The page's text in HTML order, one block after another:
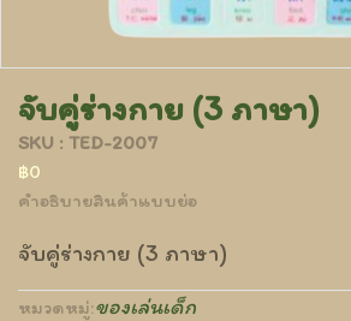
จับคู่ร่างกาย (3 ภาษา)
SKU : TED-2007
฿0
คำอธิบายสินค้าแบบย่อ
จับคู่ร่างกาย (3 ภาษา)
หมวดหมู่:ของเล่นเด็ก